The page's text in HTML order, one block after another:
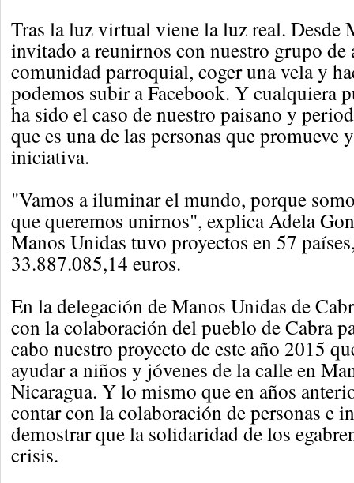
Tras la luz virtual viene la luz real. Desde
invitado a reunirnos con nuestro grupo de
comunidad parroquial, coger una vela y
podemos subir a Facebook. Y cualquiera
ha sido el caso de nuestro paisano y
que es una de las personas que promueve
iniciativa.
"Vamos a iluminar el mundo, porque
que queremos unirnos", explica Adela
Manos Unidas tuvo proyectos en 57
33.887.085,14 euros.
En la delegación de Manos Unidas de
con la colaboración del pueblo de Cabra
cabo nuestro proyecto de este año 2015
ayudar a niños y jóvenes de la calle en
Nicaragua. Y lo mismo que en años
contar con la colaboración de personas e
demostrar que la solidaridad de los
crisis.